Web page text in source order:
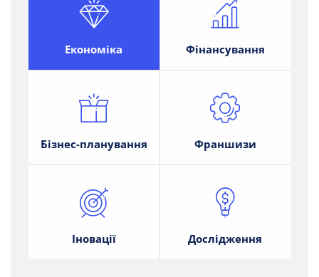
Економіка Фінансування
Бізнес-планування Франшизи
Іновації Дослідження